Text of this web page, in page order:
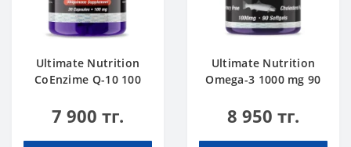
Ultimate Nutrition
CoEnzime Q-10 100
7 900 тг.
Ultimate Nutrition
Omega-3 1000 mg 90
8 950 тг.